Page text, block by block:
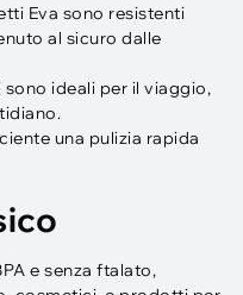
Eva sono resistenti
al sicuro dalle
ideali per il viaggio,
una pulizia rapida
e senza ftalato,